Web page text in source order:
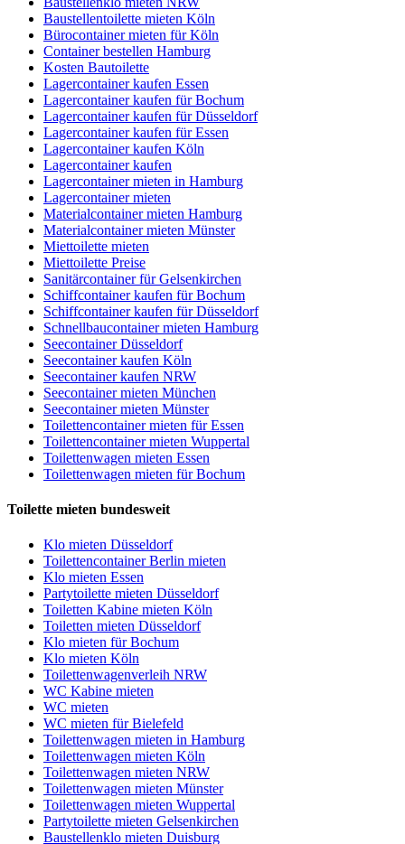
Baustellentoilette mieten Köln
Bürocontainer mieten für Köln
Container bestellen Hamburg
Kosten Bautoilette
Lagercontainer kaufen Essen
Lagercontainer kaufen für Bochum
Lagercontainer kaufen für Düsseldorf
Lagercontainer kaufen für Essen
Lagercontainer kaufen Köln
Lagercontainer kaufen
Lagercontainer mieten in Hamburg
Lagercontainer mieten
Materialcontainer mieten Hamburg
Materialcontainer mieten Münster
Miettoilette mieten
Miettoilette Preise
Sanitärcontainer für Gelsenkirchen
Schiffcontainer kaufen für Bochum
Schiffcontainer kaufen für Düsseldorf
Schnellbaucontainer mieten Hamburg
Seecontainer Düsseldorf
Seecontainer kaufen Köln
Seecontainer kaufen NRW
Seecontainer mieten München
Seecontainer mieten Münster
Toilettencontainer mieten für Essen
Toilettencontainer mieten Wuppertal
Toilettenwagen mieten Essen
Toilettenwagen mieten für Bochum
Toilette mieten bundesweit
Klo mieten Düsseldorf
Toilettencontainer Berlin mieten
Klo mieten Essen
Partytoilette mieten Düsseldorf
Toiletten Kabine mieten Köln
Toiletten mieten Düsseldorf
Klo mieten für Bochum
Klo mieten Köln
Toilettenwagenverleih NRW
WC Kabine mieten
WC mieten
WC mieten für Bielefeld
Toilettenwagen mieten in Hamburg
Toilettenwagen mieten Köln
Toilettenwagen mieten NRW
Toilettenwagen mieten Münster
Toilettenwagen mieten Wuppertal
Partytoilette mieten Gelsenkirchen
Baustellenklo mieten Duisburg